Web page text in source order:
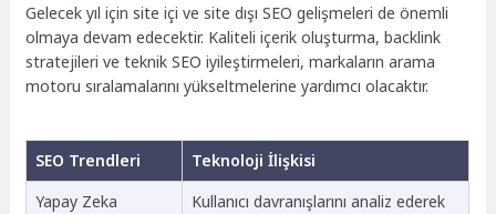
Gelecek yıl için site içi ve site dışı SEO gelişmeleri de önemli
olmaya devam edecektir. Kaliteli içerik oluşturma, backlink
stratejileri ve teknik SEO iyileştirmeleri, markaların arama
motoru sıralamalarını yükseltmelerine yardımcı olacaktır.
SEO Trendleri
Teknoloji İlişkisi
Yapay Zeka
Kullanıcı davranışlarını analiz ederek